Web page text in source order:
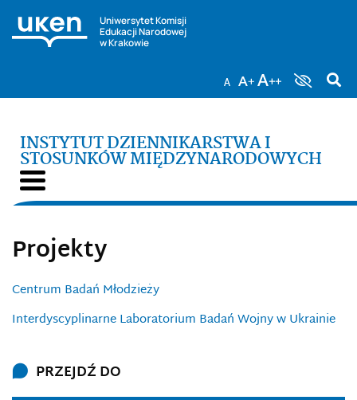
Uniwersytet Komisji
Edukacji Narodowej
w Krakowie
INSTYTUT DZIENNIKARSTWA I
STOSUNKÓW MIĘDZYNARODOWYCH
Projekty
Centrum Badań Młodzieży
Interdyscyplinarne Laboratorium Badań Wojny w Ukrainie
PRZEJDŹ DO